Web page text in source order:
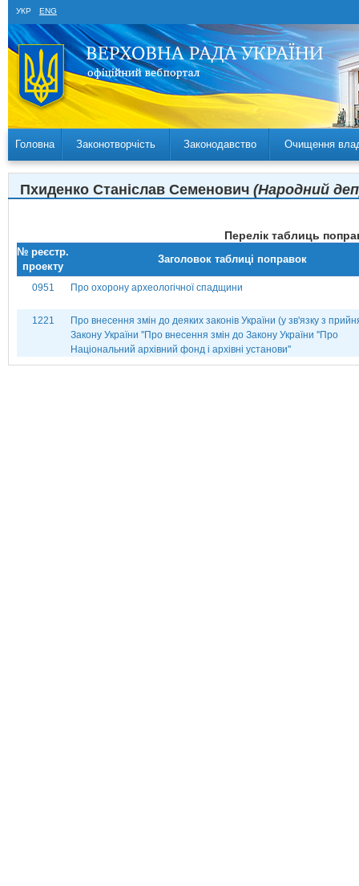
УКР ENG
Головна Законотворчість Законодавство Очищення
Пхиденко Станіслав Семенович (Народний
Перелік таблиць
№ реєстр.
проекту
Заголовок таблиці поправок
0951 Про охорону археологічної спадщини
1221
Про внесення змін до деяких законів України (у зв'язку з
Закону України ''Про внесення змін до Закону України ''Про
Національний архівний фонд і архівні установи''